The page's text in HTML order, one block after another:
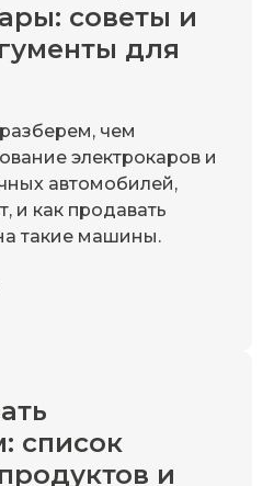
советы и
для
чем
электрокаров и
автомобилей,
и как продавать
такие машины.
список
и